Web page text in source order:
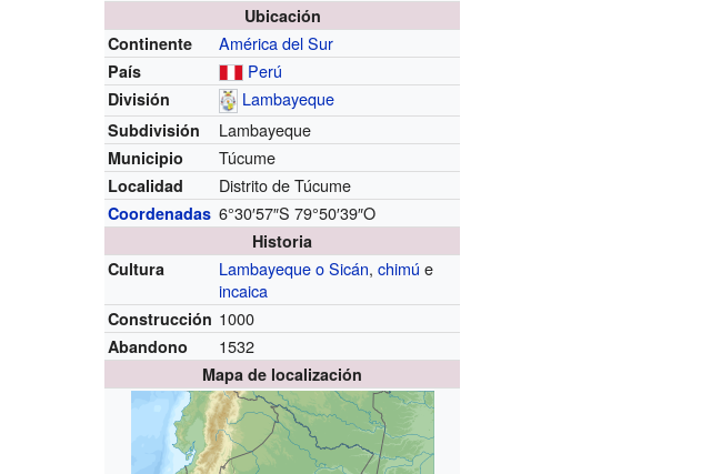
Ubicación
Continente
América del Sur
País Perú
División Lambayeque
Subdivisión Lambayeque
Municipio Túcume
Localidad Distrito de Túcume
Coordenadas 6°30′57″S 79°50′39″O
Historia
Cultura
Lambayeque o Sicán,chimú e
incaica
Construcción 1000
Abandono 1532
Mapa de localización